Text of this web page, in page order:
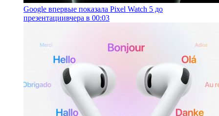
Google впервые показала Pixel Watch 5 до
презентациивчера в 00:03